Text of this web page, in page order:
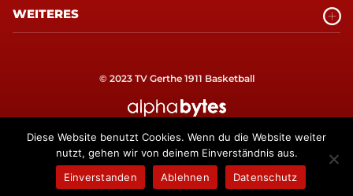
WEITERES
© 2023 TV Gerthe 1911 Basketball
Diese Website benutzt Cookies. Wenn du die Website weiter
nutzt, gehen wir von deinem Einverständnis aus.
Einverstanden
Ablehnen Datenschutz